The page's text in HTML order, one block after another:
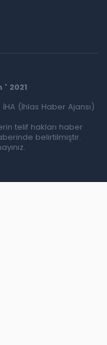
2021
(İhlas Haber Ajansı)
telif hakları haber
belirtilmiştir.